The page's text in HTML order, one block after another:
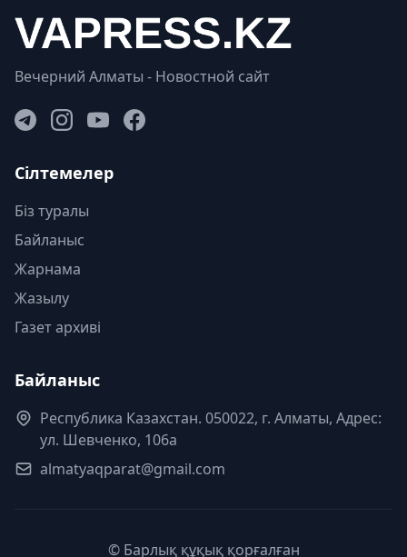
Вечерний Алматы - Новостной сайт
Сілтемелер
Біз туралы
Байланыс
Жарнама
Жазылу
Газет архиві
Байланыс
Республика Казахстан. 050022, г. Алматы, Адрес:
ул. Шевченко, 106а
almatyaqparat@gmail.com
© Барлық құқық қорғалған